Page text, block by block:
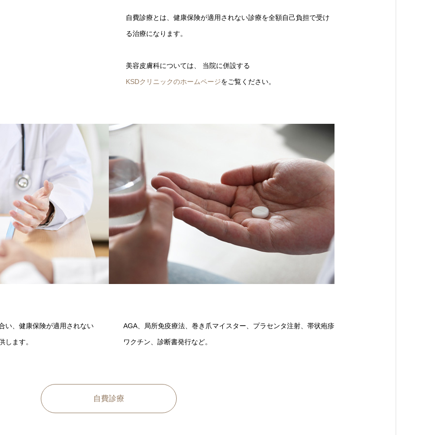
自費診療とは、健康保険が適用されない診療を全額自己負担で受け
る治療になります。
美容皮膚科については、 当院に併設する
KSDクリニックのホームページをご覧ください。
い、健康保険が適用されない
します。
AGA、局所免疫療法、巻き爪マイスター、プラセンタ注射、帯状疱疹
ワクチン、診断書発行など。
自費診療